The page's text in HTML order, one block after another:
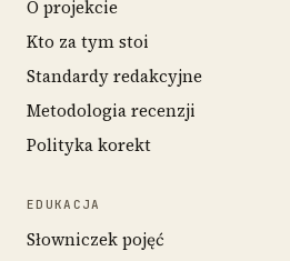
O projekcie
Kto za tym stoi
Standardy redakcyjne
Metodologia recenzji
Polityka korekt
EDUKACJA
Słowniczek pojęć